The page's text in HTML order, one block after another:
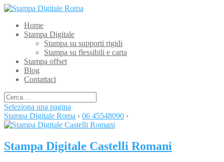
Home
Stampa Digitale
Stampa su supporti rigidi
Stampa su flessibili e carta
Stampa offset
Blog
Contattaci
Seleziona una pagina
Stampa Digitale Roma › 06 45548090 ›
Stampa Digitale Castelli Romani